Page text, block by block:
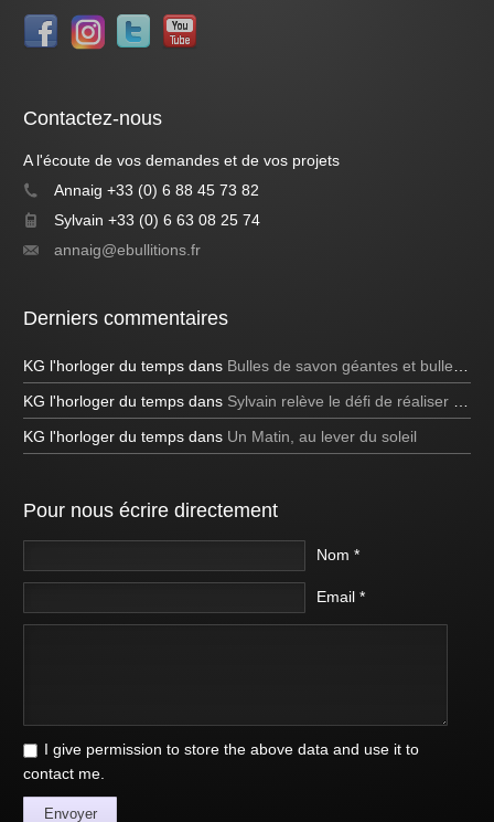
Contactez-nous
A l'écoute de vos demandes et de vos projets
Annaig +33 (0) 6 88 45 73 82
Sylvain +33 (0) 6 63 08 25 74
annaig@ebullitions.fr
Derniers commentaires
KG l'horloger du temps dans Bulles de savon géantes et bulles bleues
KG l'horloger du temps dans Sylvain relève le défi de réaliser une bulle de savon carrée à la télévision!
KG l'horloger du temps dans Un Matin, au lever du soleil
Pour nous écrire directement
Nom *
Email *
I give permission to store the above data and use it to
contact me.
Envoyer